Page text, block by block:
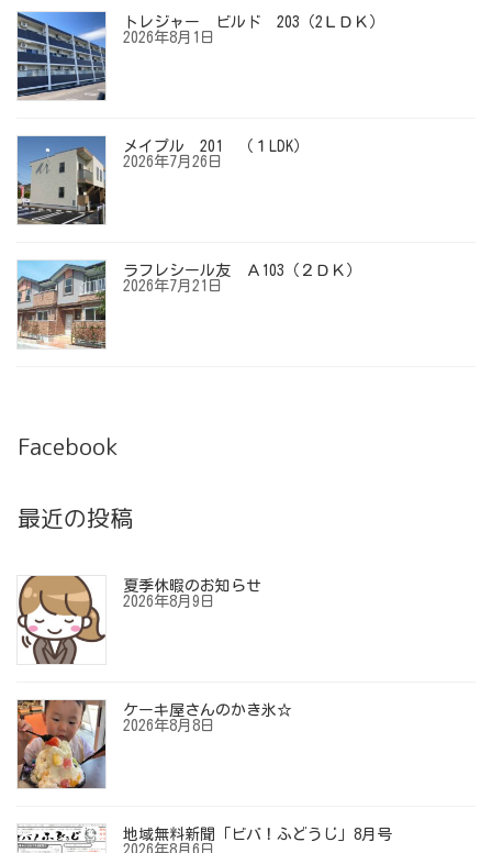
トレジャー ビルド 203（2ＬＤＫ）
2026年8月1日
メイプル 201 （１LDK）
2026年7月26日
ラフレシール友 Ａ103（２ＤＫ）
2026年7月21日
Facebook
最近の投稿
夏季休暇のお知らせ
2026年8月9日
ケーキ屋さんのかき氷☆
2026年8月8日
地域無料新聞「ビバ！ふどうじ」8月号
2026年8月6日